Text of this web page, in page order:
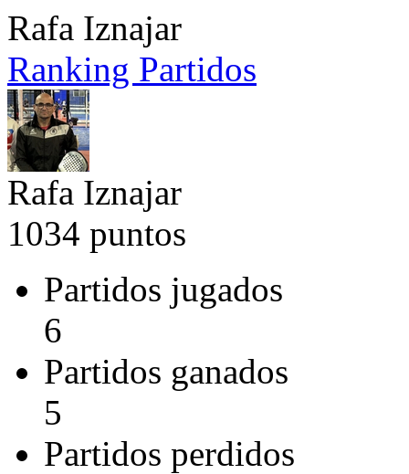
Rafa Iznajar
Ranking Partidos
Rafa Iznajar
1034 puntos
Partidos jugados
6
Partidos ganados
5
Partidos perdidos